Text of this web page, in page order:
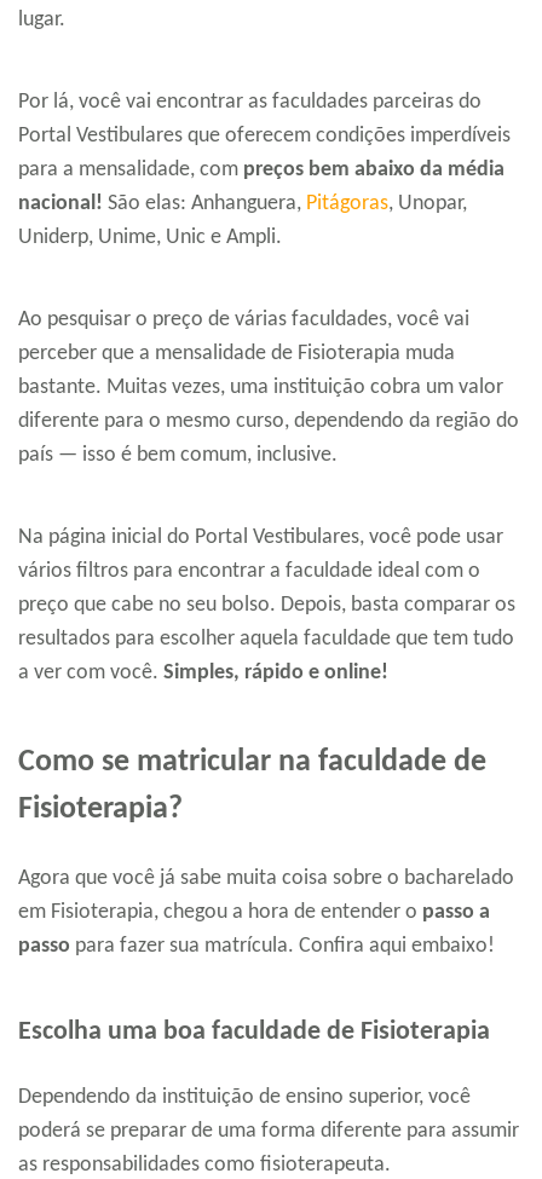
lugar.
Por lá, você vai encontrar as faculdades parceiras do
Portal Vestibulares que oferecem condições imperdíveis
para a mensalidade, com preços bem abaixo da média
nacional! São elas: Anhanguera, Pitágoras, Unopar,
Uniderp, Unime, Unic e Ampli.
Ao pesquisar o preço de várias faculdades, você vai
perceber que a mensalidade de Fisioterapia muda
bastante. Muitas vezes, uma instituição cobra um valor
diferente para o mesmo curso, dependendo da região do
país — isso é bem comum, inclusive.
Na página inicial do Portal Vestibulares, você pode usar
vários filtros para encontrar a faculdade ideal com o
preço que cabe no seu bolso. Depois, basta comparar os
resultados para escolher aquela faculdade que tem tudo
a ver com você. Simples, rápido e online!
Como se matricular na faculdade de
Fisioterapia?
Agora que você já sabe muita coisa sobre o bacharelado
em Fisioterapia, chegou a hora de entender o passo a
passo para fazer sua matrícula. Confira aqui embaixo!
Escolha uma boa faculdade de Fisioterapia
Dependendo da instituição de ensino superior, você
poderá se preparar de uma forma diferente para assumir
as responsabilidades como fisioterapeuta.